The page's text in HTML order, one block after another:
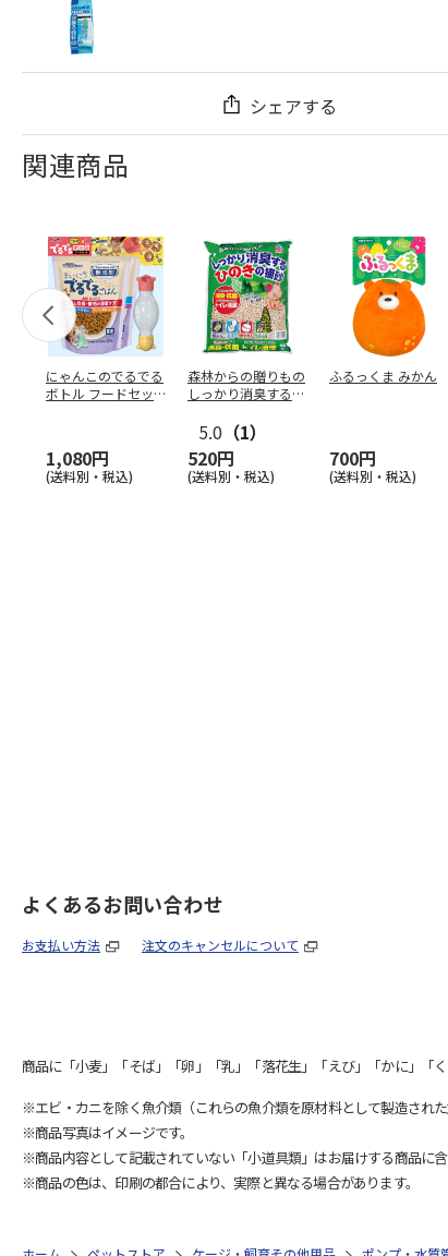
シェアする
関連商品
にゃんこのでるでる
ボトル フードセッ
1,080円
(送料別・税込)
森林からの贈りもの
しっかり消臭するひ
5.0 （1）
520円
(送料別・税込)
ふるっくま みかん
700円
(送料別・税込)
よくあるお問い合わせ
お支払い方法 注文のキャンセルについて
商品に「小麦」「そば」「卵」「乳」「落花生」「えび」「かに」「
※エビ・カニを除く魚介類（これらの魚介類を原材料として製造され
※商品写真はイメージです。
※商品内容として記載されていない「小道具類」はお届けする商品に含
※商品の色は、印刷の都合により、実際と異なる場合があります。